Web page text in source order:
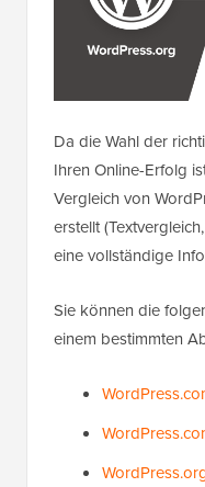
Da die Wahl der
Ihren Online-Erfolg
Vergleich von
erstellt
eine vollständige
Sie können die
einem bestimmten